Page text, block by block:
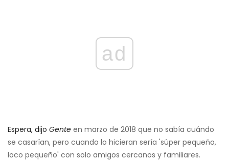
ad
Espera, dijo Gente en marzo de 2018 que no sabía cuándo
se casarían, pero cuando lo hicieran sería 'súper pequeño,
loco pequeño' con solo amigos cercanos y familiares.